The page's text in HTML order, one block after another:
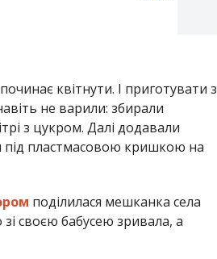
квітнути. І приготувати з
не варили: збирали
з цукром. Далі додавали
під пластмасовою кришкою на
поділилася мешканка села
зі своєю бабусею зривала, а